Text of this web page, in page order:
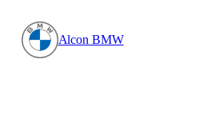
Alcon BMW